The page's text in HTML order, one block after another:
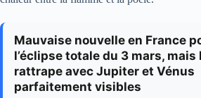
Mauvaise nouvelle en France
l’éclipse totale du 3 mars, mais
rattrape avec Jupiter et Vénus
parfaitement visibles